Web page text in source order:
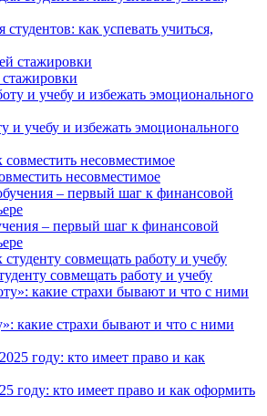
как успевать учиться,
и учебу и избежать эмоционального
несовместимое
– первый шаг к финансовой
совмещать работу и учебу
какие страхи бывают и что с ними
году: кто имеет право и как оформить